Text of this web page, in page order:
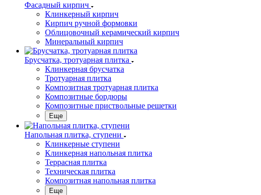
Фасадный кирпич
Клинкерный кирпич
Кирпич ручной формовки
Облицовочный керамический кирпич
Минеральный кирпич
Брусчатка, тротуарная плитка
Клинкерная брусчатка
Тротуарная плитка
Композитная тротуарная плитка
Композитные бордюры
Композитные приствольные решетки
Еще
Напольная плитка, ступени
Клинкерные ступени
Клинкерная напольная плитка
Террасная плитка
Техническая плитка
Композитная напольная плитка
Еще